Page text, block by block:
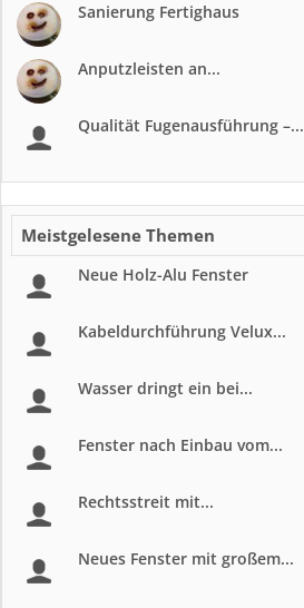
Sanierung Fertighaus
Anputzleisten an...
Qualität Fugenausführung –...
Meistgelesene Themen
Neue Holz-Alu Fenster
Kabeldurchführung Velux...
Wasser dringt ein bei...
Fenster nach Einbau vom...
Rechtsstreit mit...
Neues Fenster mit großem...